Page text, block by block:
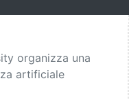
organizza una
artificiale